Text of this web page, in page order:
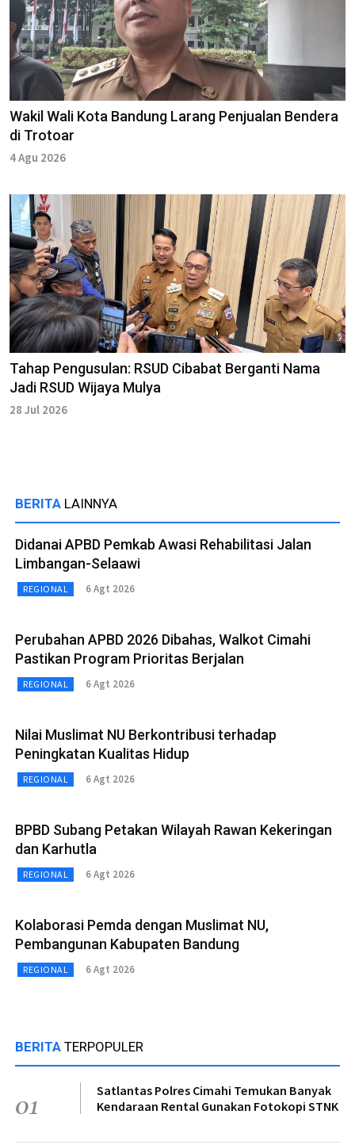
Wakil Wali Kota Bandung Larang Penjualan Bendera
di Trotoar
4 Agu 2026
Tahap Pengusulan: RSUD Cibabat Berganti Nama
Jadi RSUD Wijaya Mulya
28 Jul 2026
BERITA LAINNYA
Didanai APBD Pemkab Awasi Rehabilitasi Jalan
Limbangan-Selaawi
REGIONAL 6 Agt 2026
Perubahan APBD 2026 Dibahas, Walkot Cimahi
Pastikan Program Prioritas Berjalan
REGIONAL 6 Agt 2026
Nilai Muslimat NU Berkontribusi terhadap
Peningkatan Kualitas Hidup
REGIONAL 6 Agt 2026
BPBD Subang Petakan Wilayah Rawan Kekeringan
dan Karhutla
REGIONAL 6 Agt 2026
Kolaborasi Pemda dengan Muslimat NU,
Pembangunan Kabupaten Bandung
REGIONAL 6 Agt 2026
BERITA TERPOPULER
01
Satlantas Polres Cimahi Temukan Banyak
Kendaraan Rental Gunakan Fotokopi STNK